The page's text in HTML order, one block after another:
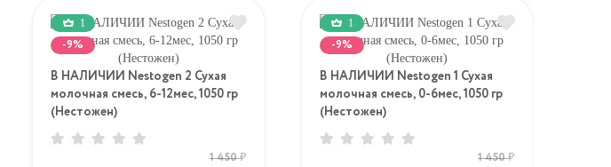
1
-9%
В НАЛИЧИИ Nestogen 2 Сухая
молочная смесь, 6-12мес, 1050 гр
(Нестожен)
1 450Р
1
-9%
В НАЛИЧИИ Nestogen 1 Сухая
молочная смесь, 0-6мес, 1050 гр
(Нестожен)
1 450Р